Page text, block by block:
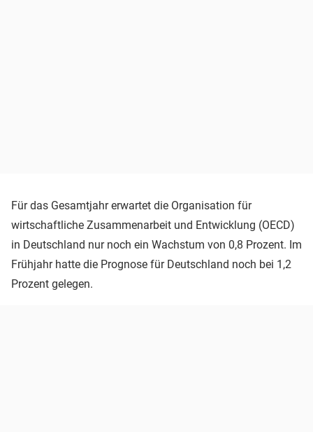
Für das Gesamtjahr erwartet die Organisation für
wirtschaftliche Zusammenarbeit und Entwicklung (OECD)
in Deutschland nur noch ein Wachstum von 0,8 Prozent. Im
Frühjahr hatte die Prognose für Deutschland noch bei 1,2
Prozent gelegen.